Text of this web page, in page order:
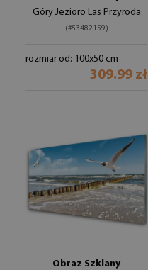
Góry Jezioro Las Przyroda
(#53482159)
rozmiar od: 100x50 cm
309.99 zł
Obraz Szklany